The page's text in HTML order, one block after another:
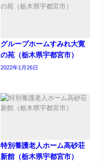
グループホームすみれ大寛
の苑（栃木県宇都宮市）
2022年1月26日
特別養護老人ホーム高砂荘
新館（栃木県宇都宮市）